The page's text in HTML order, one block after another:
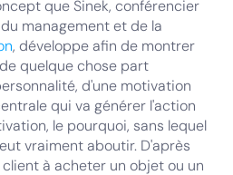
que Sinek, conférencier
management et de la
, développe afin de montrer
quelque chose part
d'une motivation
qui va générer l'action
le pourquoi, sans lequel
vraiment aboutir. D'après
à acheter un objet ou un